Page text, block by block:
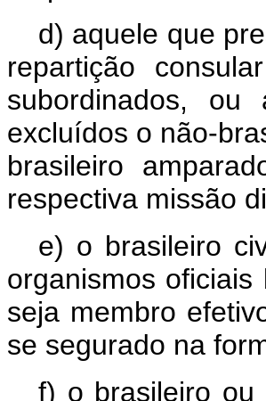
d) aquele que
repartição
subordinados,
excluídos o não-
brasileiro
respectiva missão
e) o brasileiro
organismos
seja membro
se segurado na
f) o brasileiro ou